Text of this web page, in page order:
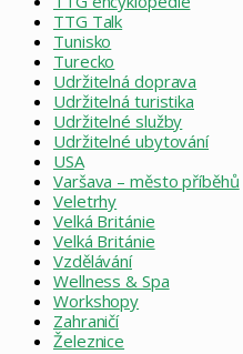
TTG Talk
Tunisko
Turecko
Udržitelná doprava
Udržitelná turistika
Udržitelné služby
Udržitelné ubytování
USA
Varšava – město příběhů
Veletrhy
Velká Británie
Velká Británie
Vzdělávání
Wellness & Spa
Workshopy
Zahraničí
Železnice